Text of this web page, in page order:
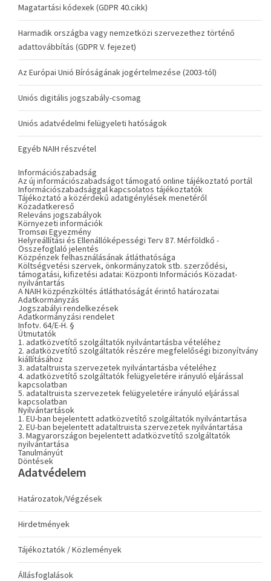
Magatartási kódexek (GDPR 40.cikk)
Harmadik országba vagy nemzetközi szervezethez történő
adattovábbítás (GDPR V. fejezet)
Az Európai Unió Bíróságának jogértelmezése (2003-tól)
Uniós digitális jogszabály-csomag
Uniós adatvédelmi felügyeleti hatóságok
Egyéb NAIH részvétel
Információszabadság
Az új információszabadságot támogató online tájékoztató portál
Információszabadsággal kapcsolatos tájékoztatók
Tájékoztató a közérdekű adatigénylések menetéről
Közadatkereső
Releváns jogszabályok
Környezeti információk
Tromsøi Egyezmény
Helyreállítási és Ellenállóképességi Terv 87. Mérföldkő -
Összefoglaló jelentés
Közpénzek felhasználásának átláthatósága
Költségvetési szervek, önkormányzatok stb. szerződési,
támogatási, kifizetési adatai: Központi Információs Közadat-
nyilvántartás
A NAIH közpénzköltés átláthatóságát érintő határozatai
Adatkormányzás
Jogszabályi rendelkezések
Adatkormányzási rendelet
Infotv. 64/E-H. §
Útmutatók
1. adatközvetítő szolgáltatók nyilvántartásba vételéhez
2. adatközvetítő szolgáltatók részére megfelelőségi bizonyítvány
kiállításához
3. adataltruista szervezetek nyilvántartásba vételéhez
4. adatközvetítő szolgáltatók felügyeletére irányuló eljárással
kapcsolatban
5. adataltruista szervezetek felügyeletére irányuló eljárással
kapcsolatban
Nyilvántartások
1. EU-ban bejelentett adatközvetítő szolgáltatók nyilvántartása
2. EU-ban bejelentett adataltruista szervezetek nyilvántartása
3. Magyarországon bejelentett adatközvetítő szolgáltatók
nyilvántartása
Tanulmányút
Döntések
Adatvédelem
Határozatok/Végzések
Hirdetmények
Tájékoztatók / Közlemények
Állásfoglalások